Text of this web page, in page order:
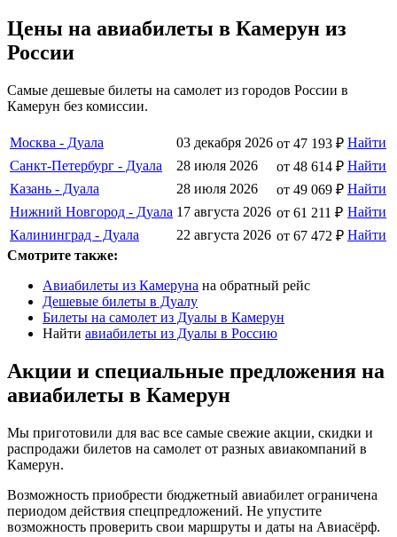
Цены на авиабилеты в Камерун из
России
Самые дешевые билеты на самолет из городов России в
Камерун без комиссии.
Москва - Дуала 03 декабря 2026 от 47 193 ₽ Найти
Санкт-Петербург - Дуала
28 июля 2026 от 48 614 ₽ Найти
Казань - Дуала
28 июля 2026 от 49 069 ₽ Найти
Нижний Новгород - Дуала 17 августа 2026 от 61 211 ₽ Найти
Калининград - Дуала
22 августа 2026 от 67 472 ₽ Найти
Смотрите также:
Авиабилеты из Камеруна на обратный рейс
Дешевые билеты в Дуалу
Билеты на самолет из Дуалы в Камерун
Найти авиабилеты из Дуалы в Россию
Акции и специальные предложения на
авиабилеты в Камерун
Мы приготовили для вас все самые свежие акции, скидки и
распродажи билетов на самолет от разных авиакомпаний в
Камерун.
Возможность приобрести бюджетный авиабилет ограничена
периодом действия спецпредложений. Не упустите
возможность проверить свои маршруты и даты на Авиасёрф.